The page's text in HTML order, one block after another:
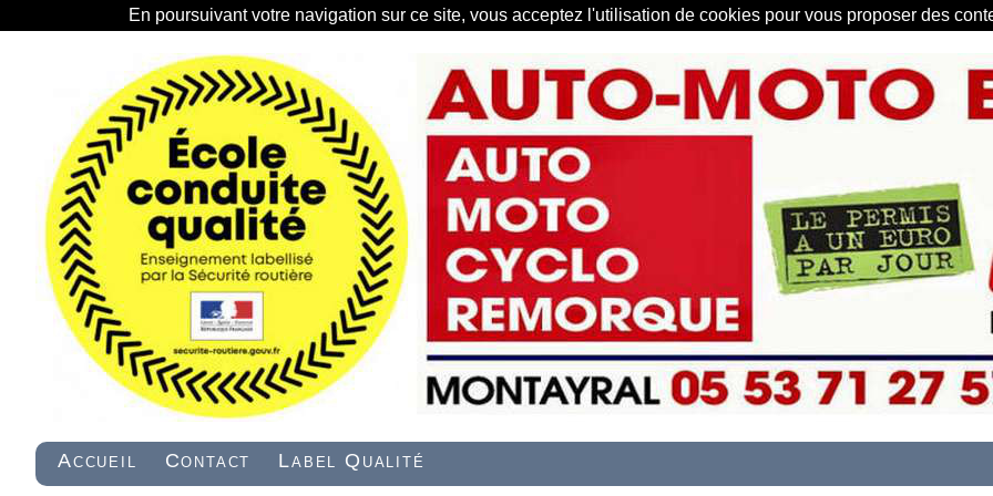
En poursuivant votre navigation sur ce site, vous acceptez l'utilisation de cookies pour vous proposer des
Accueil Contact Label Qualité